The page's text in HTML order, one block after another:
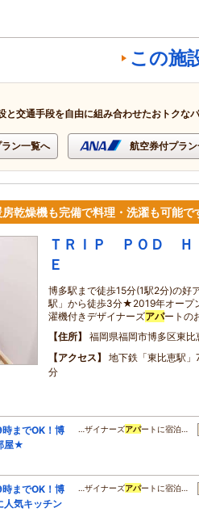
この施
と交通手段を自由に組み合わせたおトクな
ン一覧へ 航空券付プラ
乾燥機も完備で料理・洗濯も可能で
ＴＲＩＰ ＰＯＤ Ｈ
Ｅ
博多駅まで徒歩15分(1駅2分)の好
駅」から徒歩3分★2019年オープ
濯機付きデザイナーズアパートの
住所
福岡県福岡市博多区東
アクセス
地下鉄「東比恵駅
分
時までOK！博
屋★
…ザイナーズアパートに宿泊…
時までOK！博
人気キッチン
…ザイナーズアパートに宿泊…